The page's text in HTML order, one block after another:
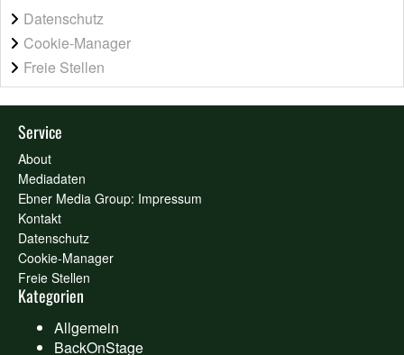
Datenschutz
Cookie-Manager
Freie Stellen
Service
About
Mediadaten
Ebner Media Group: Impressum
Kontakt
Datenschutz
Cookie-Manager
Freie Stellen
Kategorien
Allgemein
BackOnStage